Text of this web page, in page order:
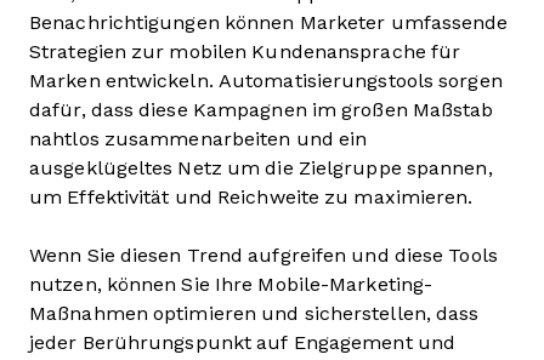
Benachrichtigungen können Marketer umfassende
Strategien zur mobilen Kundenansprache für
Marken entwickeln. Automatisierungstools sorgen
dafür, dass diese Kampagnen im großen Maßstab
nahtlos zusammenarbeiten und ein
ausgeklügeltes Netz um die Zielgruppe spannen,
um Effektivität und Reichweite zu maximieren.
Wenn Sie diesen Trend aufgreifen und diese Tools
nutzen, können Sie Ihre Mobile-Marketing-
Maßnahmen optimieren und sicherstellen, dass
jeder Berührungspunkt auf Engagement und